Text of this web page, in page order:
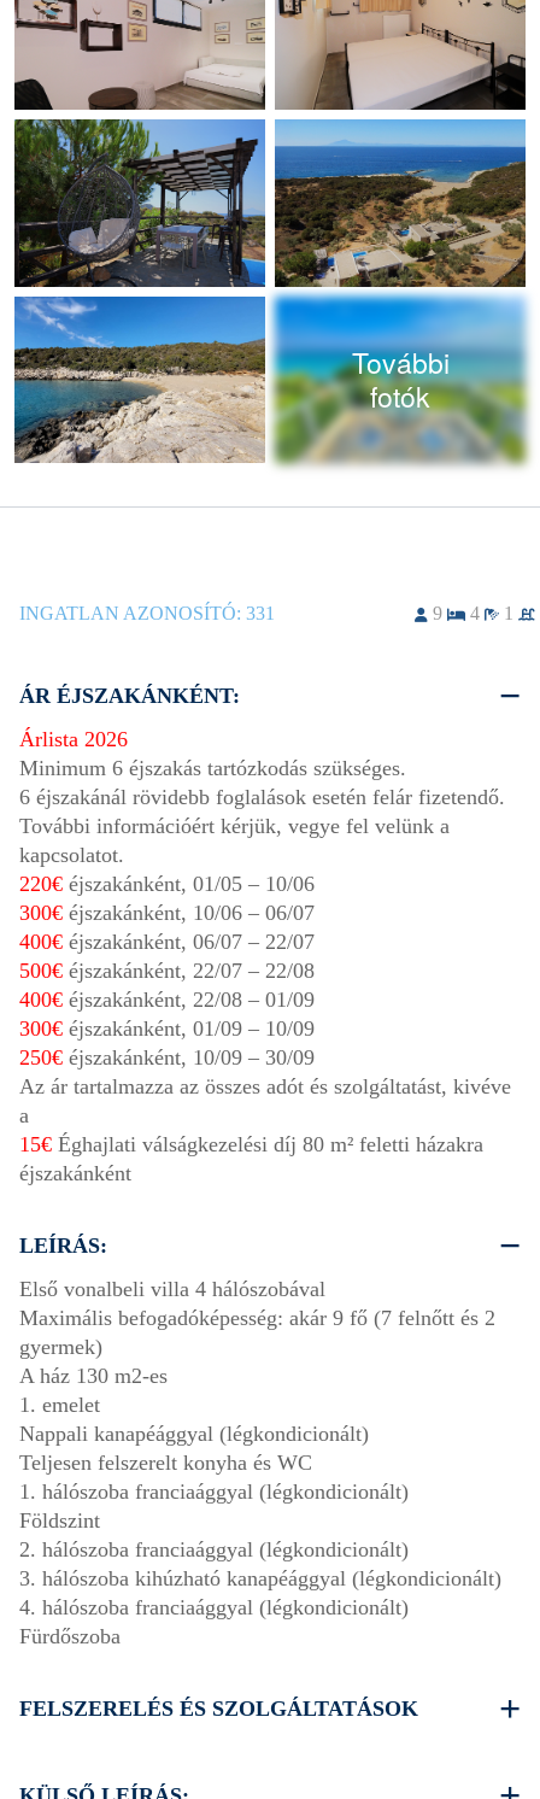
További
fotók
INGATLAN AZONOSÍTÓ: 331 9 4 1
ÁR ÉJSZAKÁNKÉNT:
Árlista 2026
Minimum 6 éjszakás tartózkodás szükséges.
6 éjszakánál rövidebb foglalások esetén felár fizetendő.
További információért kérjük, vegye fel velünk a
kapcsolatot.
220€ éjszakánként, 01/05 – 10/06
300€ éjszakánként, 10/06 – 06/07
400€ éjszakánként, 06/07 – 22/07
500€ éjszakánként, 22/07 – 22/08
400€ éjszakánként, 22/08 – 01/09
300€ éjszakánként, 01/09 – 10/09
250€ éjszakánként, 10/09 – 30/09
Az ár tartalmazza az összes adót és szolgáltatást, kivéve
a
15€ Éghajlati válságkezelési díj 80 m² feletti házakra
éjszakánként
LEÍRÁS:
Első vonalbeli villa 4 hálószobával
Maximális befogadóképesség: akár 9 fő (7 felnőtt és 2
gyermek)
A ház 130 m2-es
1. emelet
Nappali kanapéággyal (légkondicionált)
Teljesen felszerelt konyha és WC
1. hálószoba franciaággyal (légkondicionált)
Földszint
2. hálószoba franciaággyal (légkondicionált)
3. hálószoba kihúzható kanapéággyal (légkondicionált)
4. hálószoba franciaággyal (légkondicionált)
Fürdőszoba
FELSZERELÉS ÉS SZOLGÁLTATÁSOK
Síkképernyős tévé